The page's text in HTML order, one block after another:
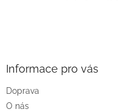
Informace pro vás
Doprava
O nás